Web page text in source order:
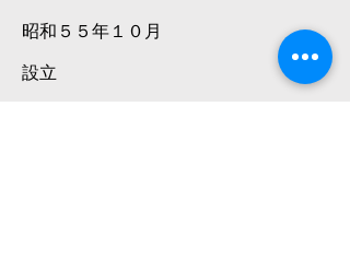
昭和５５年１０月
​設立